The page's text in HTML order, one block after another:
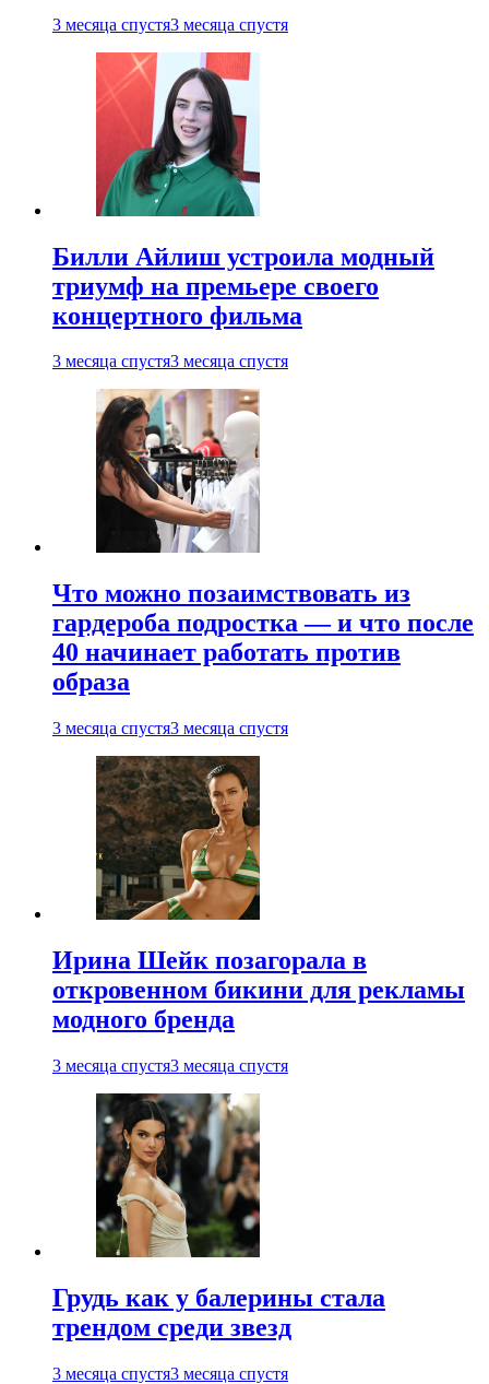
3 месяца спустя3 месяца спустя
Билли Айлиш устроила модный
триумф на премьере своего
концертного фильма
3 месяца спустя3 месяца спустя
Что можно позаимствовать из
гардероба подростка — и что после
40 начинает работать против
образа
3 месяца спустя3 месяца спустя
Ирина Шейк позагорала в
откровенном бикини для рекламы
модного бренда
3 месяца спустя3 месяца спустя
Грудь как у балерины стала
трендом среди звезд
3 месяца спустя3 месяца спустя